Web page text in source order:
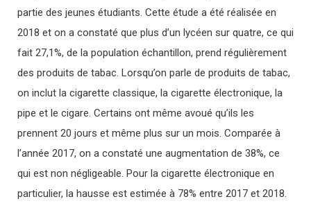
partie des jeunes étudiants. Cette étude a été réalisée en
2018 et on a constaté que plus d’un lycéen sur quatre, ce qui
fait 27,1%, de la population échantillon, prend régulièrement
des produits de tabac. Lorsqu’on parle de produits de tabac,
on inclut la cigarette classique, la cigarette électronique, la
pipe et le cigare. Certains ont même avoué qu’ils les
prennent 20 jours et même plus sur un mois. Comparée à
l’année 2017, on a constaté une augmentation de 38%, ce
qui est non négligeable. Pour la cigarette électronique en
particulier, la hausse est estimée à 78% entre 2017 et 2018.